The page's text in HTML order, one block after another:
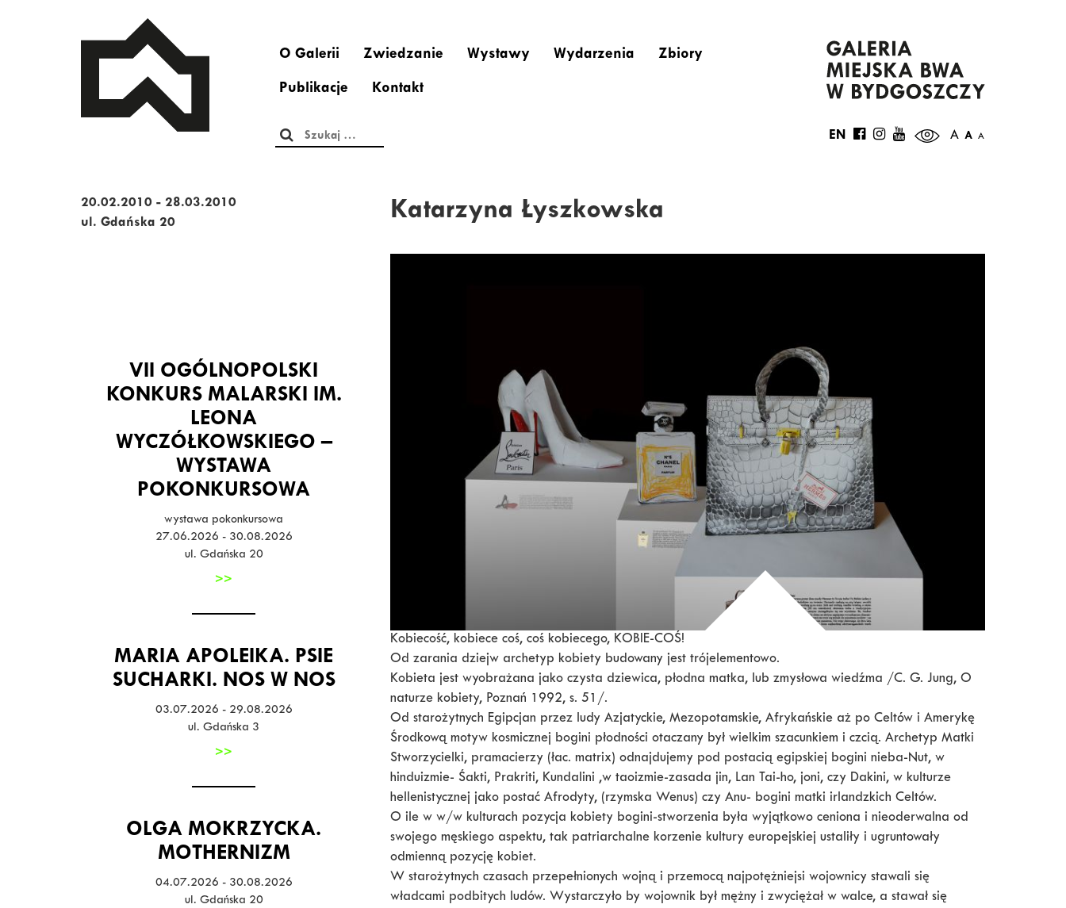
O Galerii Zwiedzanie Wystawy Wydarzenia Zbiory
Publikacje Kontakt
Szukaj: A A A
EN
20.02.2010 - 28.03.2010
ul. Gdańska 20
VII OGÓLNOPOLSKI
KONKURS MALARSKI IM.
LEONA
WYCZÓŁKOWSKIEGO –
WYSTAWA
POKONKURSOWA
wystawa pokonkursowa
27.06.2026 - 30.08.2026
ul. Gdańska 20
>>
MARIA APOLEIKA. PSIE
SUCHARKI. NOS W NOS
03.07.2026 - 29.08.2026
ul. Gdańska 3
>>
OLGA MOKRZYCKA.
MOTHERNIZM
04.07.2026 - 30.08.2026
ul. Gdańska 20
Katarzyna Łyszkowska
Kobiecość, kobiece coś, coś kobiecego, KOBIE-COŚ!
Od zarania dziejw archetyp kobiety budowany jest trójelementowo.
Kobieta jest wyobrażana jako czysta dziewica, płodna matka, lub zmysłowa wiedźma /C. G. Jung, O
naturze kobiety, Poznań 1992, s. 51/.
Od starożytnych Egipcjan przez ludy Azjatyckie, Mezopotamskie, Afrykańskie aż po Celtów i Amerykę
Środkową motyw kosmicznej bogini płodności otaczany był wielkim szacunkiem i czcią. Archetyp Matki
Stworzycielki, pramacierzy (łac. matrix) odnajdujemy pod postacią egipskiej bogini nieba-Nut, w
hinduizmie- Śakti, Prakriti, Kundalini ,w taoizmie-zasada jin, Lan Tai-ho, joni, czy Dakini, w kulturze
hellenistycznej jako postać Afrodyty, (rzymska Wenus) czy Anu- bogini matki irlandzkich Celtów.
O ile w w/w kulturach pozycja kobiety bogini-stworzenia była wyjątkowo ceniona i nieoderwalna od
swojego męskiego aspektu, tak patriarchalne korzenie kultury europejskiej ustaliły i ugruntowały
odmienną pozycję kobiet.
W starożytnych czasach przepełnionych wojną i przemocą najpotężniejsi wojownicy stawali się
władcami podbitych ludów. Wystarczyło by wojownik był mężny i zwyciężał w walce, a stawał się